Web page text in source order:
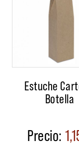
Estuche
Botella